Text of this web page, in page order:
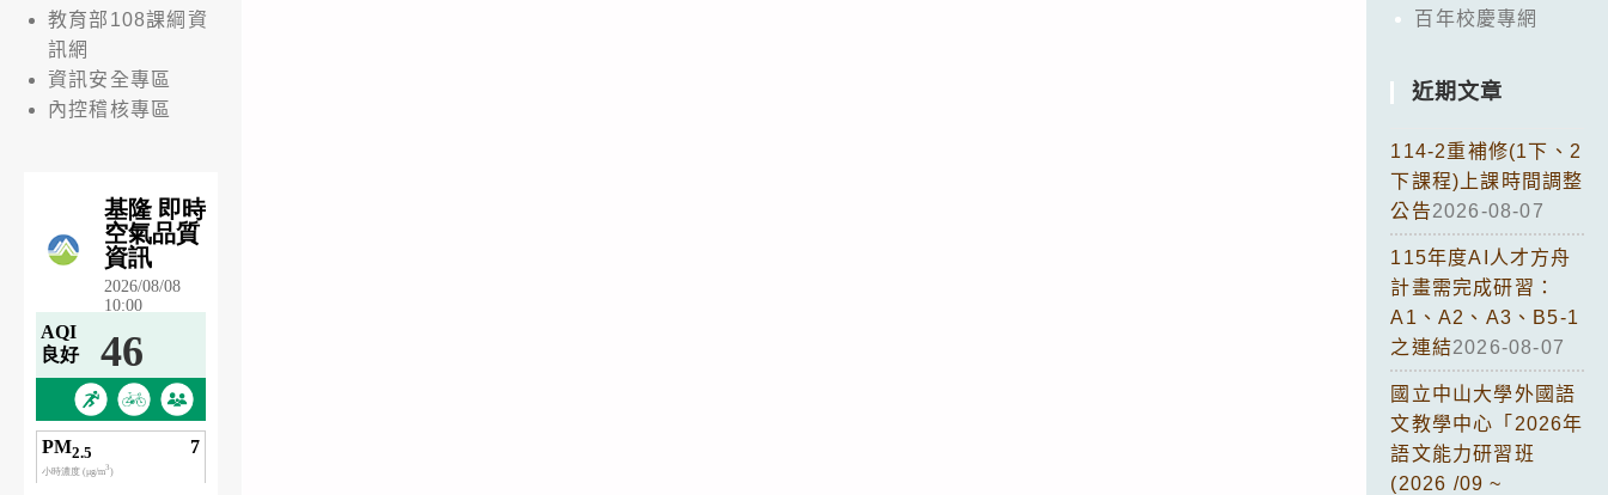
教育部108課綱資
訊網
資訊安全專區
內控稽核專區
百年校慶專網
近期文章
114-2重補修(1下、2
下課程)上課時間調整
公告2026-08-07
115年度AI人才方舟
計畫需完成研習：
A1、A2、A3、B5-1
之連結2026-08-07
國立中山大學外國語
文教學中心「2026年
語文能力研習班
(2026 /09 ~